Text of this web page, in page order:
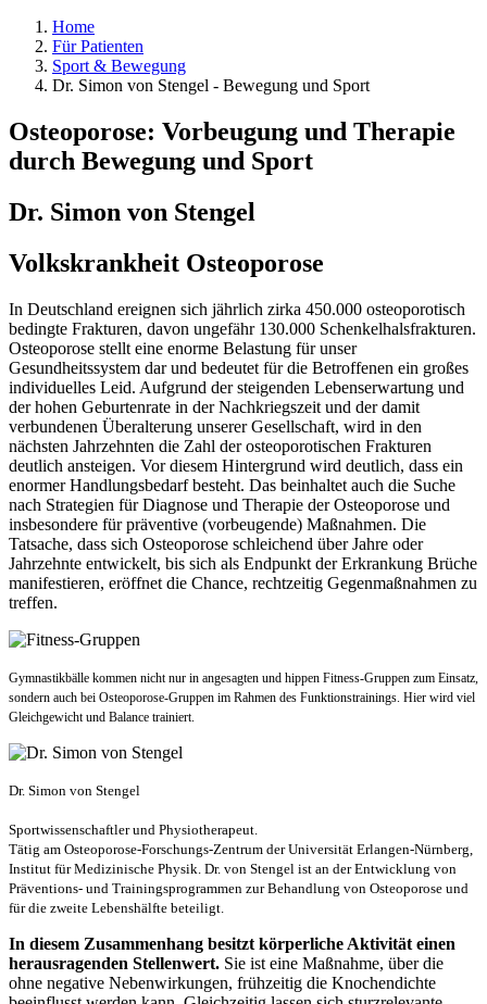
Home
Für Patienten
Sport & Bewegung
Dr. Simon von Stengel - Bewegung und Sport
Osteoporose: Vorbeugung und Therapie
durch Bewegung und Sport
Dr. Simon von Stengel
Volkskrankheit Osteoporose
In Deutschland ereignen sich jährlich zirka 450.000 osteoporotisch
bedingte Frakturen, davon ungefähr 130.000 Schenkelhalsfrakturen.
Osteoporose stellt eine enorme Belastung für unser
Gesundheitssystem dar und bedeutet für die Betroffenen ein großes
individuelles Leid. Aufgrund der steigenden Lebenserwartung und
der hohen Geburtenrate in der Nachkriegszeit und der damit
verbundenen Überalterung unserer Gesellschaft, wird in den
nächsten Jahrzehnten die Zahl der osteoporotischen Frakturen
deutlich ansteigen. Vor diesem Hintergrund wird deutlich, dass ein
enormer Handlungsbedarf besteht. Das beinhaltet auch die Suche
nach Strategien für Diagnose und Therapie der Osteoporose und
insbesondere für präventive (vorbeugende) Maßnahmen. Die
Tatsache, dass sich Osteoporose schleichend über Jahre oder
Jahrzehnte entwickelt, bis sich als Endpunkt der Erkrankung Brüche
manifestieren, eröffnet die Chance, rechtzeitig Gegenmaßnahmen zu
treffen.
Gymnastikbälle kommen nicht nur in angesagten und hippen Fitness-Gruppen zum Einsatz,
sondern auch bei Osteoporose-Gruppen im Rahmen des Funktionstrainings. Hier wird viel
Gleichgewicht und Balance trainiert.
Dr. Simon von Stengel
Sportwissenschaftler und Physiotherapeut.
Tätig am Osteoporose-Forschungs-Zentrum der Universität Erlangen-Nürnberg,
Institut für Medizinische Physik. Dr. von Stengel ist an der Entwicklung von
Präventions- und Trainingsprogrammen zur Behandlung von Osteoporose und
für die zweite Lebenshälfte beteiligt.
In diesem Zusammenhang besitzt körperliche Aktivität einen
herausragenden Stellenwert. Sie ist eine Maßnahme, über die
ohne negative Nebenwirkungen, frühzeitig die Knochendichte